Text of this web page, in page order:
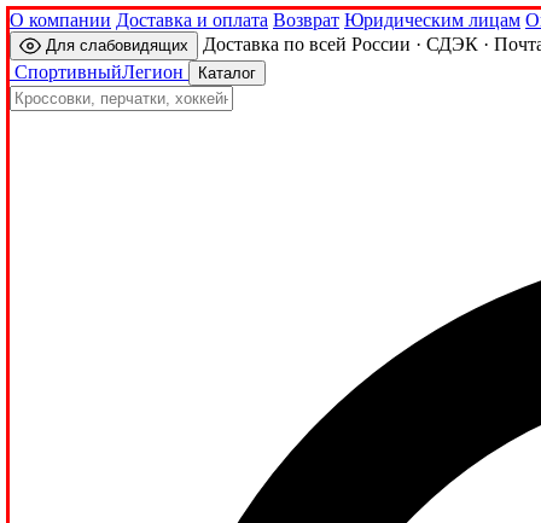
О компании Доставка и оплата Возврат Юридическим лицам
Для слабовидящих
Доставка по всей России · СДЭК ·
СпортивныйЛегион Каталог